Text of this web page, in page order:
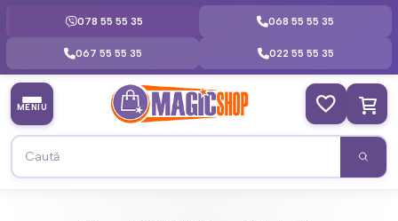
078 55 55 35 068 55 55 35
067 55 55 35 022 55 55 35
MENIU